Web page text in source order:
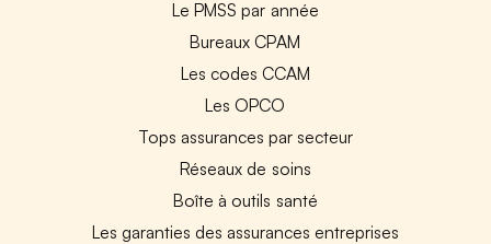
Le PMSS par année
Bureaux CPAM
Les codes CCAM
Les OPCO
Tops assurances par secteur
Réseaux de soins
Boîte à outils santé
Les garanties des assurances entreprises